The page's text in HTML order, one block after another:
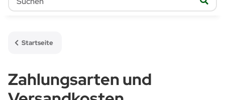
Startseite
Zahlungsarten und